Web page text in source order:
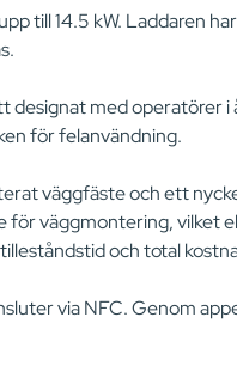
till 14.5 kW. Laddaren
med operatörer i
för felanvändning.
väggfäste och ett
för väggmontering, vilket
och total
via NFC. Genom